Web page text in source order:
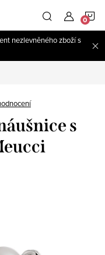
nezlevněného zboží s
s